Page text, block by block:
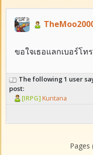
ขอใจเธอแลกเบอร์โท
The following 1 user
post:
[IRPG]Kuntana
Pages